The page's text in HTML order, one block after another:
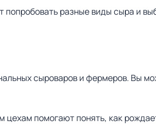
разные виды сыра и
сыроваров и фермеров. Вы
помогают понять, как